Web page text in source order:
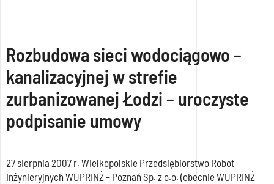
Rozbudowa sieci wodociągowo –
kanalizacyjnej w strefie
zurbanizowanej Łodzi – uroczyste
podpisanie umowy
27 sierpnia 2007 r, Wielkopolskie Przedsiębiorstwo Robot
Inżynieryjnych WUPRINŻ – Poznań Sp. z o.o. (obecnie WUPRINŻ